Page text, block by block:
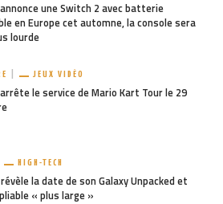
une Switch 2 avec batterie
en Europe cet automne, la console sera
lourde
JEUX VIDÉO
le service de Mario Kart Tour le 29
HIGH-TECH
la date de son Galaxy Unpacked et
« plus large »